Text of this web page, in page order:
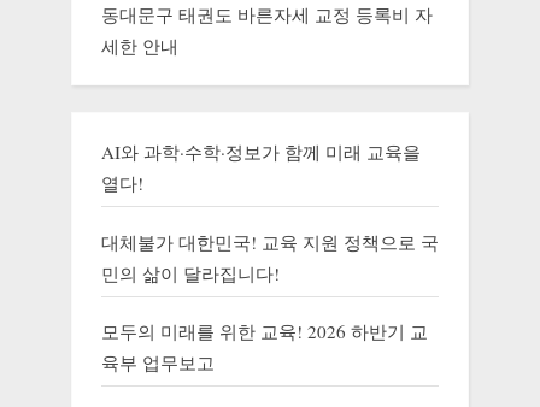
동대문구 태권도 바른자세 교정 등록비 자
세한 안내
AI와 과학·수학·정보가 함께 미래 교육을
열다!
대체불가 대한민국! 교육 지원 정책으로 국
민의 삶이 달라집니다!
모두의 미래를 위한 교육! 2026 하반기 교
육부 업무보고